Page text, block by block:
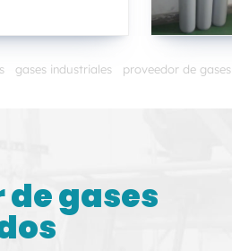
gases industriales proveedor de gases
gases